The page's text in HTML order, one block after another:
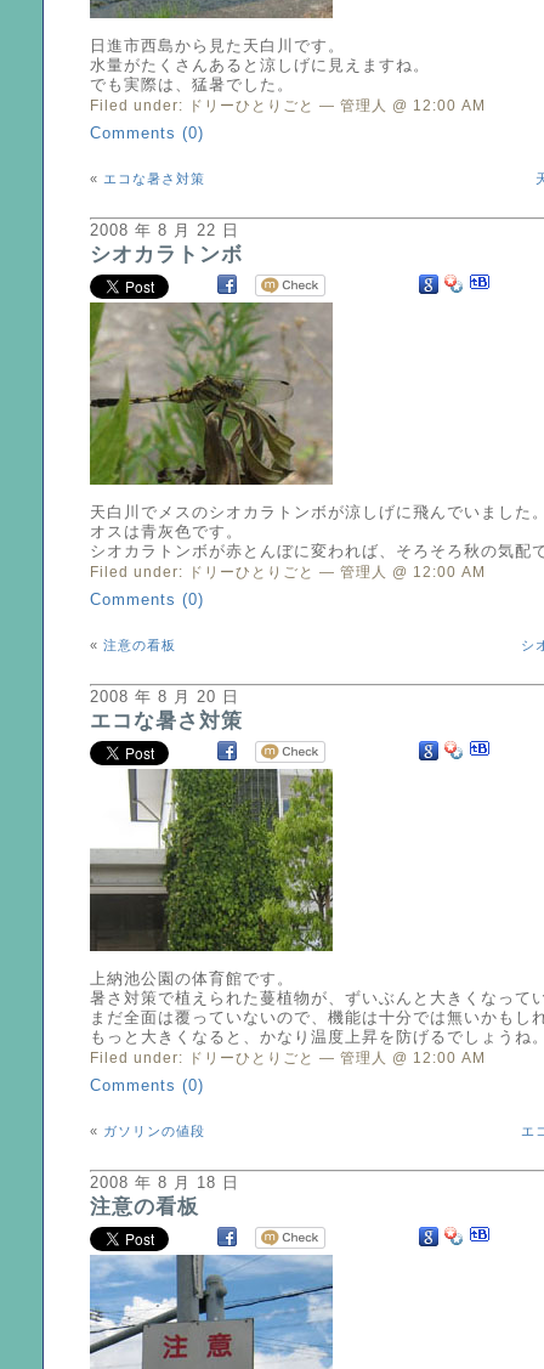
日進市西島から見た天白川です。
水量がたくさんあると涼しげに見えますね。
でも実際は、猛暑でした。
Filed under:
ドリーひとりごと — 管理人 @ 12:00 AM
Comments (0)
« エコな暑さ対策
2008 年 8 月 22 日
シオカラトンボ
天白川でメスのシオカラトンボが涼しげに飛んでいました
オスは青灰色です。
シオカラトンボが赤とんぼに変われば、そろそろ秋の気配
Filed under:
ドリーひとりごと — 管理人 @ 12:00 AM
Comments (0)
« 注意の看板 シ
2008 年 8 月 20 日
エコな暑さ対策
上納池公園の体育館です。
暑さ対策で植えられた蔓植物が、ずいぶんと大きくなって
まだ全面は覆っていないので、機能は十分では無いかもし
もっと大きくなると、かなり温度上昇を防げるでしょうね
Filed under:
ドリーひとりごと — 管理人 @ 12:00 AM
Comments (0)
« ガソリンの値段 エ
2008 年 8 月 18 日
注意の看板